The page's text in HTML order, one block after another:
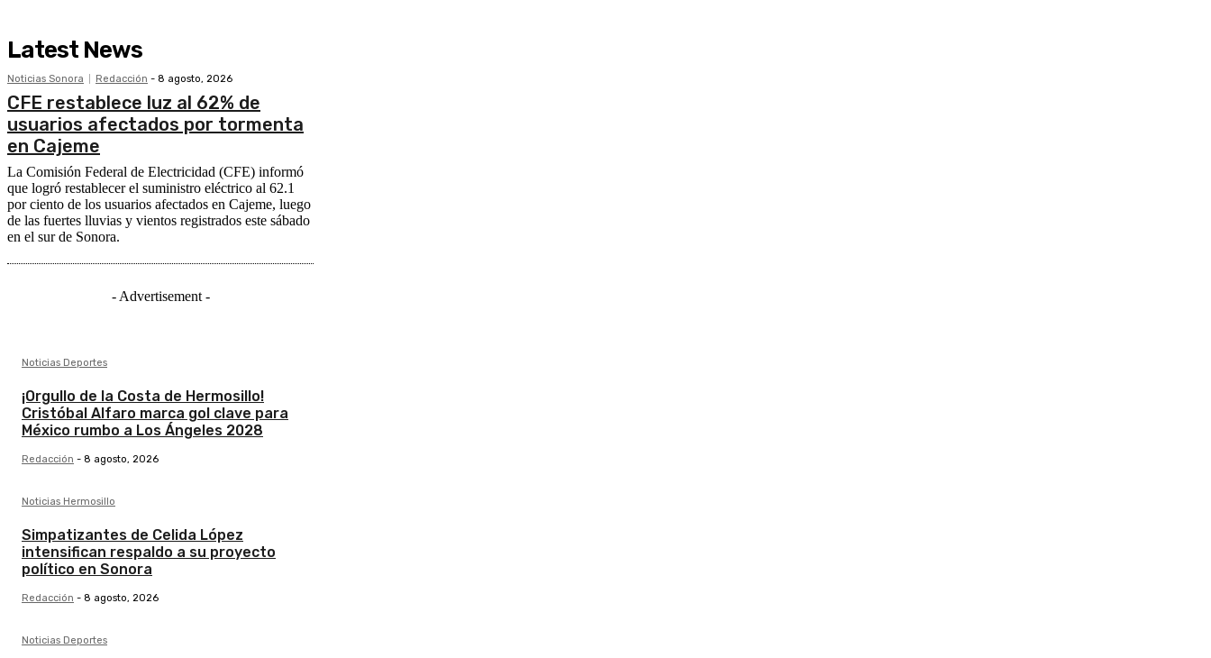
Latest News
Noticias Sonora Redacción - 8 agosto, 2026
CFE restablece luz al 62% de
usuarios afectados por tormenta
en Cajeme
La Comisión Federal de Electricidad (CFE) informó
que logró restablecer el suministro eléctrico al 62.1
por ciento de los usuarios afectados en Cajeme, luego
de las fuertes lluvias y vientos registrados este sábado
en el sur de Sonora.
- Advertisement -
Noticias Deportes
¡Orgullo de la Costa de Hermosillo!
Cristóbal Alfaro marca gol clave para
México rumbo a Los Ángeles 2028
Redacción - 8 agosto, 2026
Noticias Hermosillo
Simpatizantes de Celida López
intensifican respaldo a su proyecto
político en Sonora
Redacción - 8 agosto, 2026
Noticias Deportes